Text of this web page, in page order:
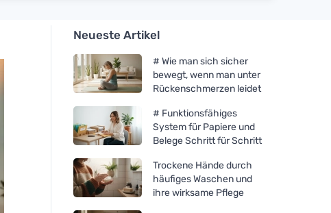
Neueste Artikel
# Wie man sich sicher
bewegt, wenn man unter
Rückenschmerzen leidet
# Funktionsfähiges
System für Papiere und
Belege Schritt für Schritt
Trockene Hände durch
häufiges Waschen und
ihre wirksame Pflege